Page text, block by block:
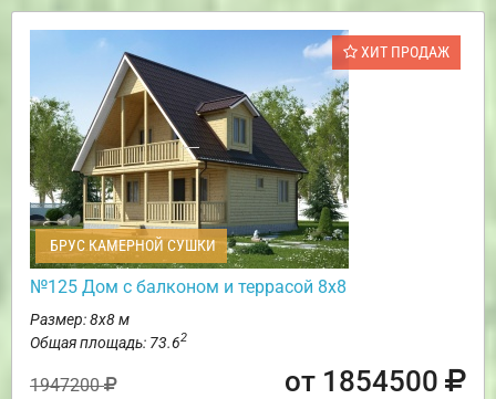
ХИТ ПРОДАЖ
БРУС КАМЕРНОЙ СУШКИ
№125 Дом с балконом и террасой 8х8
Размер: 8х8 м
Общая площадь: 73.62
1947200 от 1854500